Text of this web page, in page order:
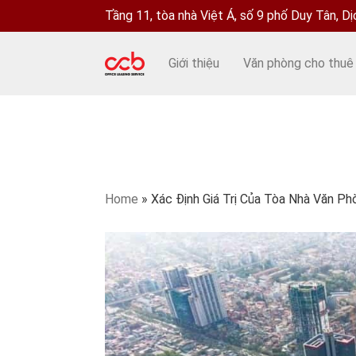
Tầng 11, tòa nhà Việt Á, số 9 phố Duy Tân,
Giới thiệu Văn phòng cho thuê
Home » Xác Định Giá Trị Của Tòa Nhà Văn